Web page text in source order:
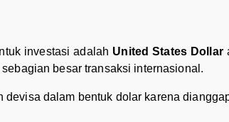
investasi adalah United States Dollar
besar transaksi internasional.
dalam bentuk dolar karena